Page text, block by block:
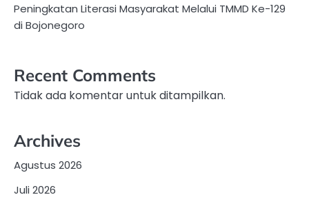
Peningkatan Literasi Masyarakat Melalui TMMD Ke-129
di Bojonegoro
Recent Comments
Tidak ada komentar untuk ditampilkan.
Archives
Agustus 2026
Juli 2026